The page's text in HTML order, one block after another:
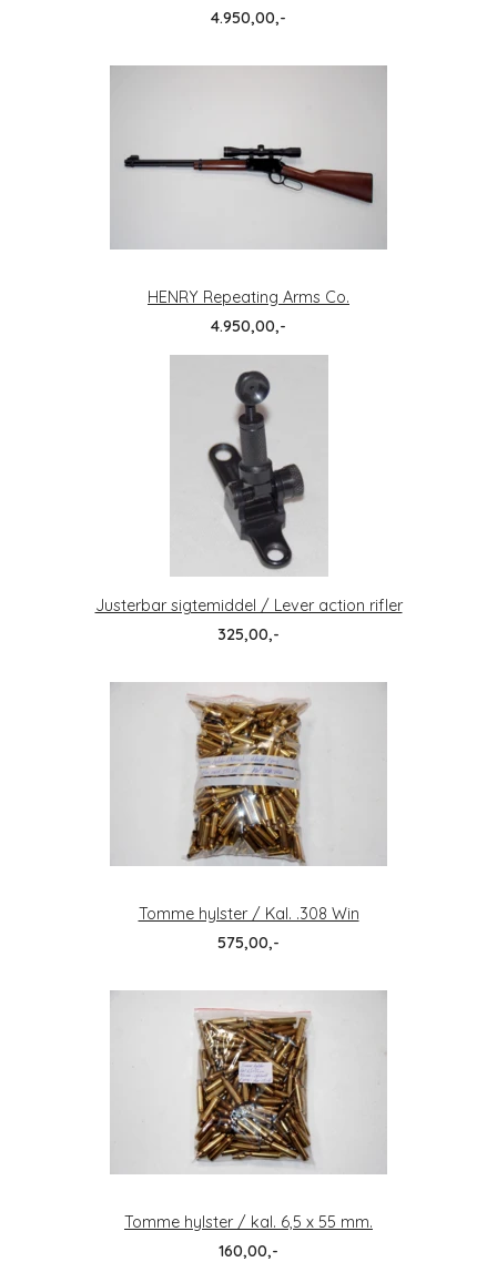
4.950,00,-
HENRY Repeating Arms Co.
4.950,00,-
Justerbar sigtemiddel / Lever action rifler
325,00,-
Tomme hylster / Kal. .308 Win
575,00,-
Tomme hylster / kal. 6,5 x 55 mm.
160,00,-